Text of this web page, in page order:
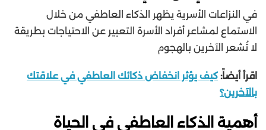
في النزاعات الأسرية يظهر الذكاء العاطفي من خلال
الاستماع لمشاعر أفراد الأسرة التعبير عن الاحتياجات بطريقة
لا تُشعر الآخرين بالهجوم
اقرأ أيضاً: كيف يؤثر انخفاض ذكائك العاطفي في علاقتك
بالآخرين؟
أهمية الذكاء العاطفي في الحياة